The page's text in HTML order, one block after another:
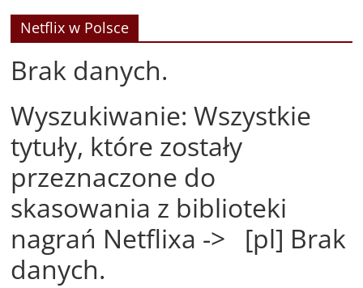
Netflix w Polsce
Brak danych.
Wyszukiwanie: Wszystkie
tytuły, które zostały
przeznaczone do
skasowania z biblioteki
nagrań Netflixa -> [pl] Brak
danych.